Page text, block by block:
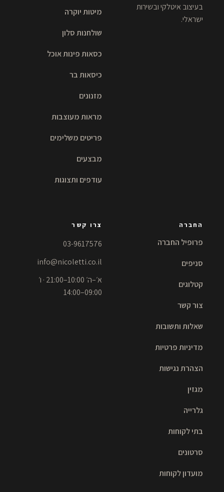
בעיצוב איטלקי ובשירות
ישראלי.
מיטות יוקרה
שולחנות סלון
כסאות פינות אוכל
כיסאות בר
מזנונים
מראות מעוצבות
פריטים משלימים
מבצעים
עודפים ותצוגות
החברה
פרופיל החברה
סניפים
קטלוגים
צור קשר
שאלות ותשובות
מדיניות פרטיות
הצהרת נגישות
מגזין
גלרייה
בתי לקוחות
סרטונים
מועדון לקוחות
צרו קשר
03-9617576
info@nicoletti.co.il
א׳–ה׳ 10:00–21:00 · ו׳
09:00–14:00